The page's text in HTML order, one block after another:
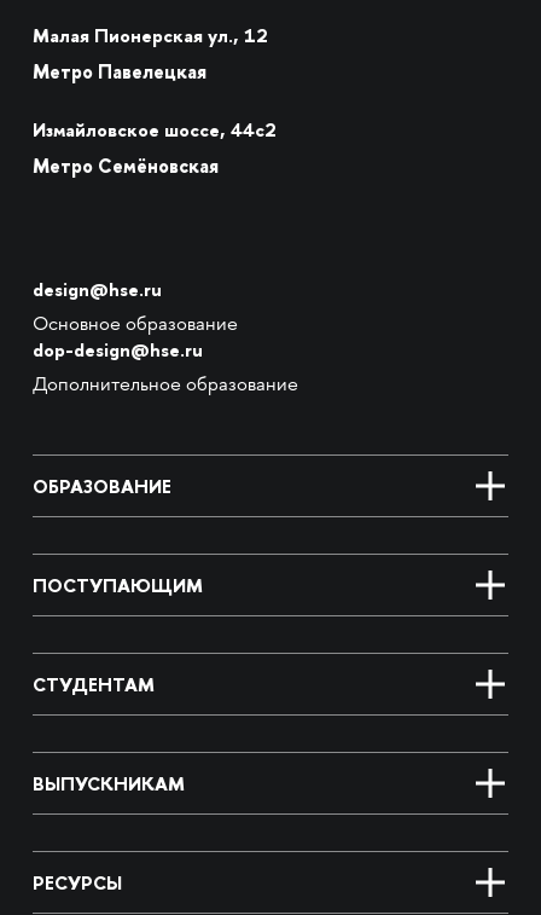
Малая Пионерская ул., 12
Метро Павелецкая
Измайловское шоссе, 44с2
Метро Семёновская
design@hse.ru
Основное образование
dop-design@hse.ru
Дополнительное образование
ОБРАЗОВАНИЕ
ПОСТУПАЮЩИМ
СТУДЕНТАМ
ВЫПУСКНИКАМ
РЕСУРСЫ